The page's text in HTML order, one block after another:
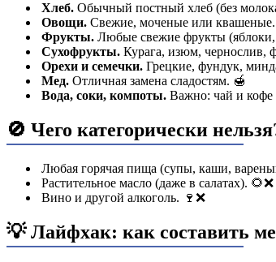
Хлеб. Обычный постный хлеб (без
Овощи. Свежие, моченые или квашеные.
Фрукты. Любые свежие фрукты
Сухофрукты. Курага, изюм, чернослив,
Орехи и семечки. Грецкие, фундук,
Мед. Отличная замена сладостям. 🍯
Вода, соки, компоты. Важно: чай и кофе
🚫 Чего категорически
Любая горячая пища (супы, каши,
Растительное масло (даже в салатах). 🌻❌
Вино и другой алкоголь. 🍷❌
💡 Лайфхак: как составить